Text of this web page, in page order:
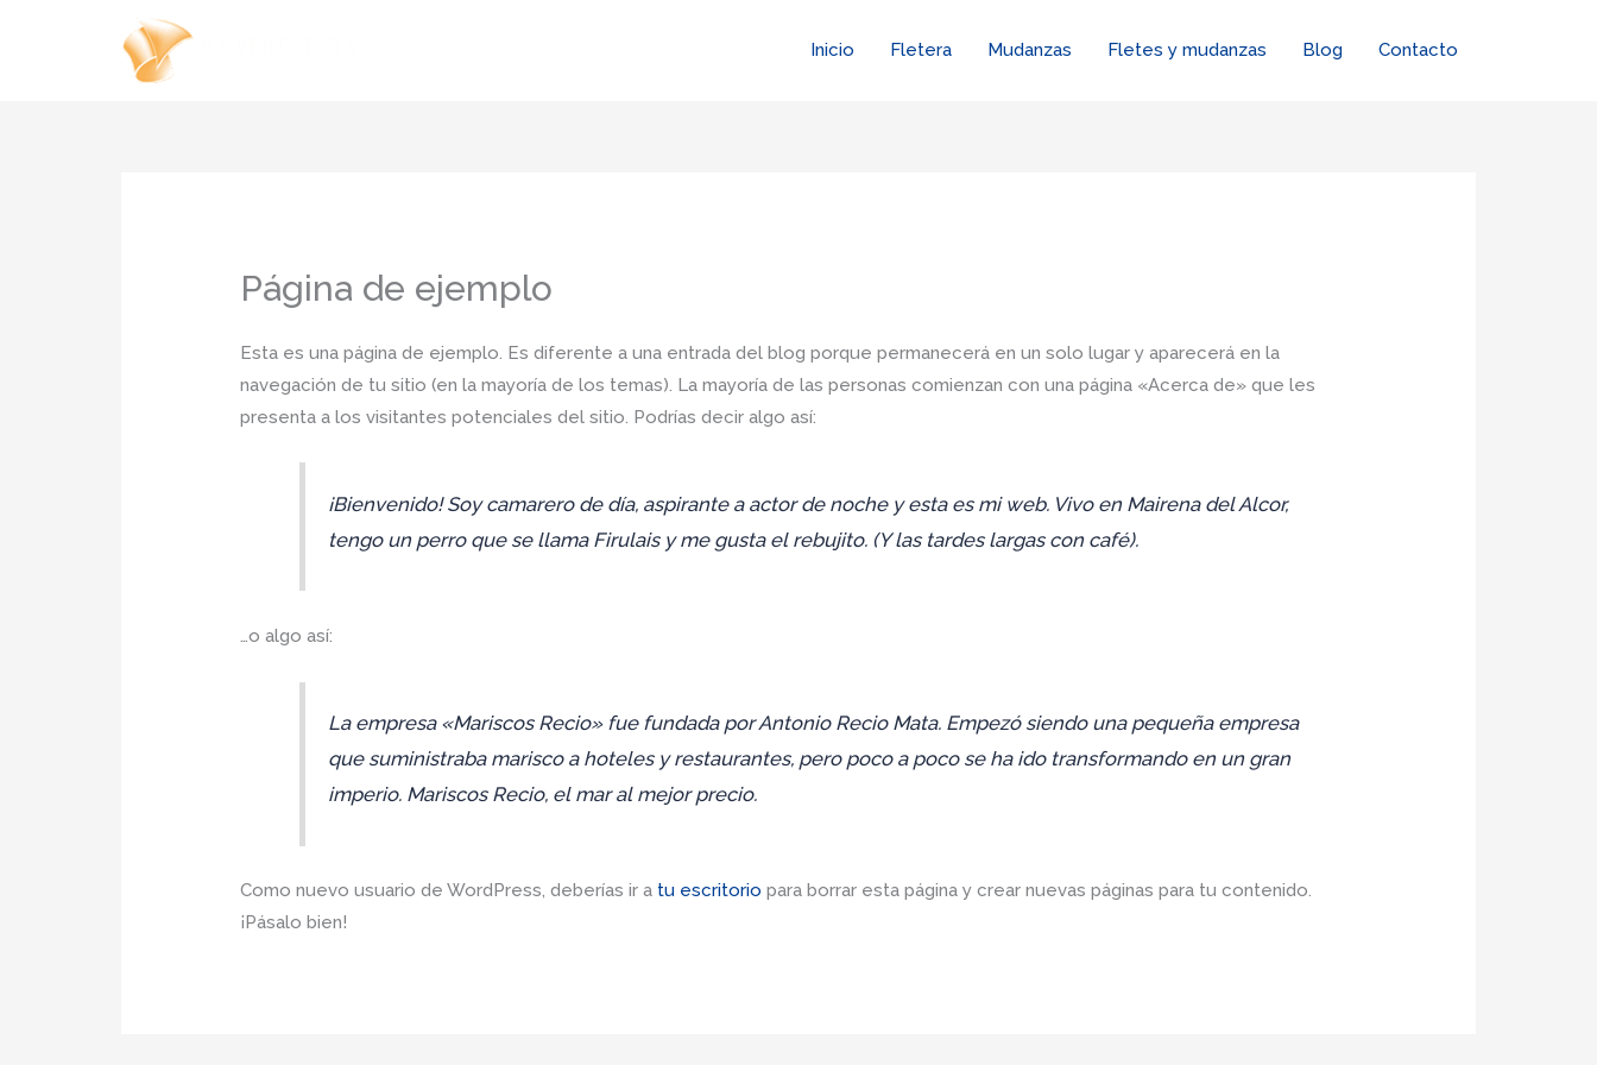
Inicio Fletera Mudanzas Fletes y mudanzas Blog Contacto
Página de ejemplo
Esta es una página de ejemplo. Es diferente a una entrada del blog porque permanecerá en un solo lugar y aparecerá en la
navegación de tu sitio (en la mayoría de los temas). La mayoría de las personas comienzan con una página «Acerca de» que les
presenta a los visitantes potenciales del sitio. Podrías decir algo así:
¡Bienvenido! Soy camarero de día, aspirante a actor de noche y esta es mi web. Vivo en Mairena del Alcor,
tengo un perro que se llama Firulais y me gusta el rebujito. (Y las tardes largas con café).
…o algo así:
La empresa «Mariscos Recio» fue fundada por Antonio Recio Mata. Empezó siendo una pequeña empresa
que suministraba marisco a hoteles y restaurantes, pero poco a poco se ha ido transformando en un gran
imperio. Mariscos Recio, el mar al mejor precio.
Como nuevo usuario de WordPress, deberías ir a tu escritorio para borrar esta página y crear nuevas páginas para tu contenido.
¡Pásalo bien!